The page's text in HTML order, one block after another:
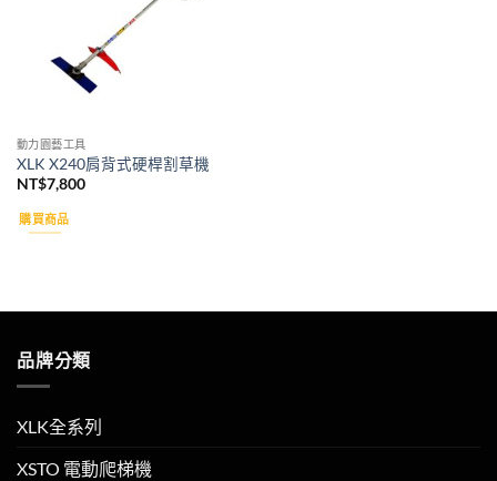
動力園藝工具
XLK X240肩背式硬桿割草機
NT$7,800
購買商品
品牌分類
XLK全系列
XSTO 電動爬梯機